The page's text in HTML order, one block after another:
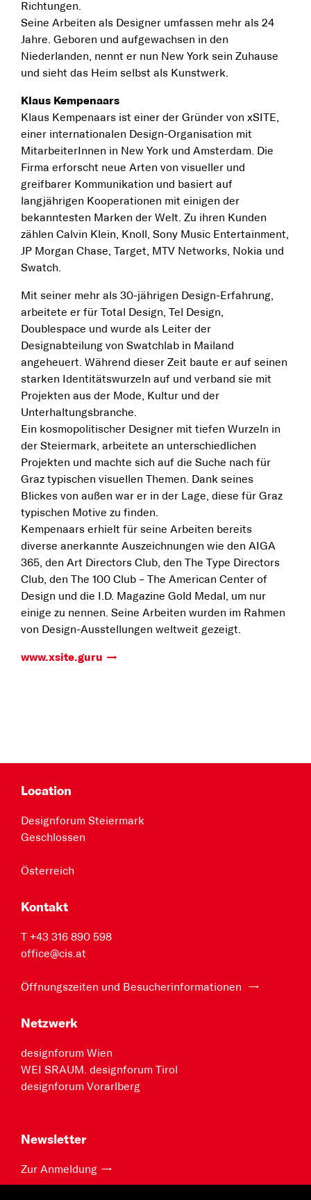
Richtungen.
Seine Arbeiten als Designer umfassen mehr als 24
Jahre. Geboren und aufgewachsen in den
Niederlanden, nennt er nun New York sein Zuhause
und sieht das Heim selbst als Kunstwerk.
Klaus Kempenaars
Klaus Kempenaars ist einer der Gründer von xSITE,
einer internationalen Design-Organisation mit
MitarbeiterInnen in New York und Amsterdam. Die
Firma erforscht neue Arten von visueller und
greifbarer Kommunikation und basiert auf
langjährigen Kooperationen mit einigen der
bekanntesten Marken der Welt. Zu ihren Kunden
zählen Calvin Klein, Knoll, Sony Music Entertainment,
JP Morgan Chase, Target, MTV Networks, Nokia und
Swatch.
Mit seiner mehr als 30-jährigen Design-Erfahrung,
arbeitete er für Total Design, Tel Design,
Doublespace und wurde als Leiter der
Designabteilung von Swatchlab in Mailand
angeheuert. Während dieser Zeit baute er auf seinen
starken Identitätswurzeln auf und verband sie mit
Projekten aus der Mode, Kultur und der
Unterhaltungsbranche.
Ein kosmopolitischer Designer mit tiefen Wurzeln in
der Steiermark, arbeitete an unterschiedlichen
Projekten und machte sich auf die Suche nach für
Graz typischen visuellen Themen. Dank seines
Blickes von außen war er in der Lage, diese für Graz
typischen Motive zu finden.
Kempenaars erhielt für seine Arbeiten bereits
diverse anerkannte Auszeichnungen wie den AIGA
365, den Art Directors Club, den The Type Directors
Club, den The 100 Club – The American Center of
Design und die I.D. Magazine Gold Medal, um nur
einige zu nennen. Seine Arbeiten wurden im Rahmen
von Design-Ausstellungen weltweit gezeigt.
www.xsite.guru
Location
Designforum Steiermark
Geschlossen
Österreich
Kontakt
T +43 316 890 598
office@cis.at
Öffnungszeiten und Besucherinformationen
Netzwerk
designforum Wien
WEI SRAUM. designforum Tirol
designforum Vorarlberg
Newsletter
Zur Anmeldung